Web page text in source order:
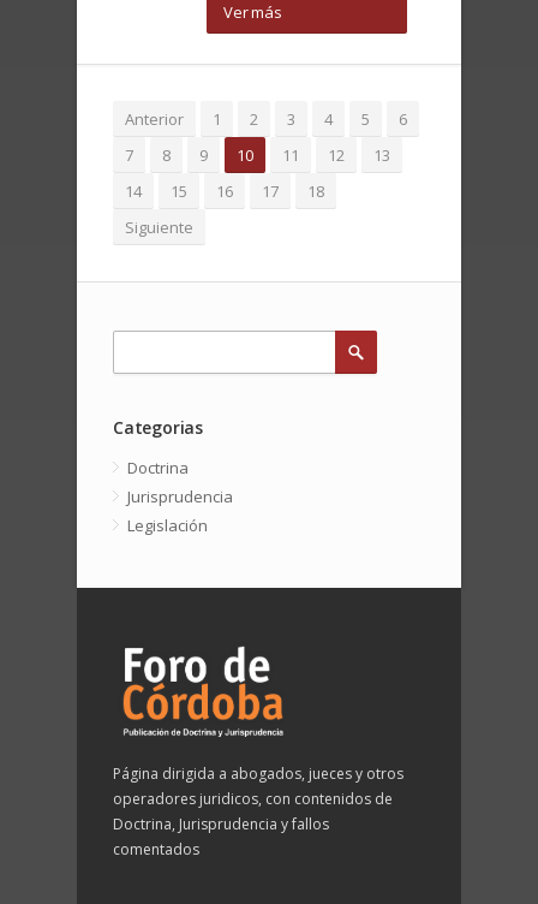
Ver más
Anterior 1 2 3 4 5
6
7
8 9 10 11 12
13
14
15 16 17
18
Siguiente
Categorias
Doctrina
Jurisprudencia
Legislación
Página dirigida a abogados, jueces y otros
operadores juridicos, con contenidos de
Doctrina, Jurisprudencia y fallos
comentados